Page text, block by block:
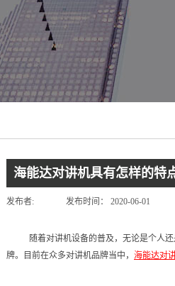
海能达对讲机具有怎样的特
发布者: 发布时间： 2020-06-01
随着对讲机设备的普及，无论是个人
牌。目前在众多对讲机品牌当中， 海能达对